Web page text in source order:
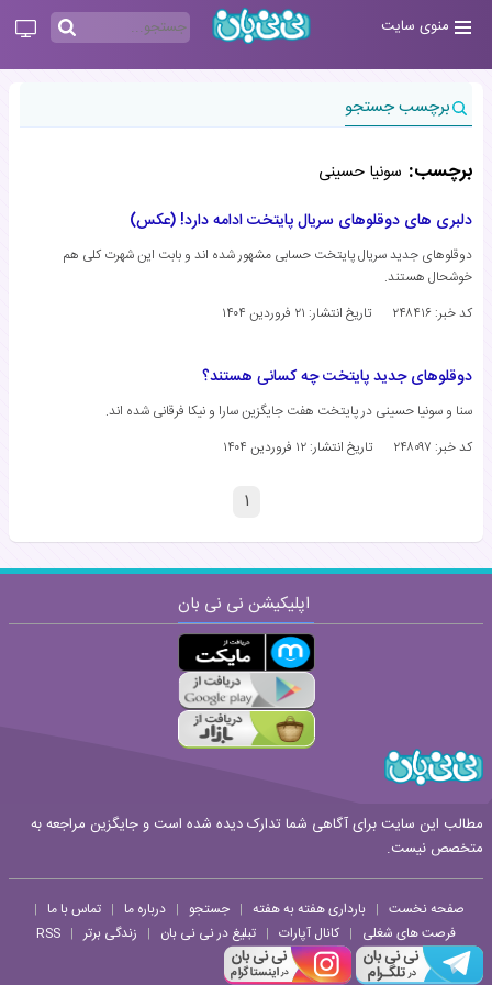
منوی سایت
برچسب جستجو
برچسب: سونیا حسینی
دلبری های دوقلوهای سریال پایتخت ادامه دارد! (عکس)
دوقلوهای جدید سریال پایتخت حسابی مشهور شده اند و بابت این شهرت کلی هم
خوشحال هستند.
کد خبر: ۲۴۸۴۱۶
تاریخ انتشار: ۲۱ فروردین ۱۴۰۴
دوقلوهای جدید پایتخت چه کسانی هستند؟
سنا و سونیا حسینی در پایتخت هفت جایگزین سارا و نیکا فرقانی شده اند.
کد خبر: ۲۴۸۰۹۷
تاریخ انتشار: ۱۲ فروردین ۱۴۰۴
۱
اپلیکیشن نی نی بان
مطالب این سایت برای آگاهی شما تدارک دیده شده است و جایگزین مراجعه به
متخصص نیست.
صفحه نخست | بارداری هفته به هفته | جستجو | درباره ما | تماس با ما |
فرصت های شغلی | کانال آپارات | تبلیغ در نی نی بان | زندگی برتر |
RSS